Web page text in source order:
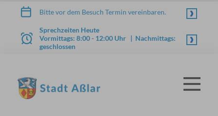
Zum Inhalt springen
Bitte vor dem Besuch Termin vereinbaren.
Sprechzeiten Heute
Vormittags: 8:00 - 12:00 Uhr | Nachmittags:
geschlossen
Menü